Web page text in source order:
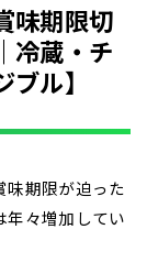
味期限切
冷蔵・チ
ル】
期限が迫った
年々増加してい